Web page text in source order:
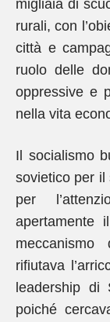
migliaia di
rurali, con
città e
ruolo delle
oppressive e
nella vita
Il socialismo
sovietico per il
per
apertamente
meccanismo
rifiutava
leadership di
poiché